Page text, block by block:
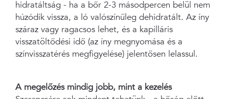
hidratáltság - ha a bőr 2-3 másodpercen belül nem
húzódik vissza, a ló valószínűleg dehidratált. Az íny
száraz vagy ragacsos lehet, és a kapilláris
visszatöltődési idő (az íny megnyomása és a
színvisszatérés megfigyelése) jelentősen lelassul.
A megelőzés mindig jobb, mint a kezelés